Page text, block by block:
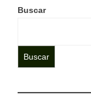
Buscar
Buscar